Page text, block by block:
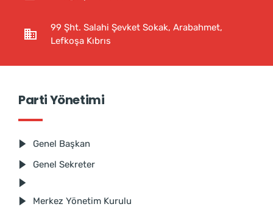
99 Şht. Salahi Şevket Sokak, Arabahmet,
Lefkoşa Kıbrıs
Parti Yönetimi
Genel Başkan
Genel Sekreter
Merkez Yönetim Kurulu